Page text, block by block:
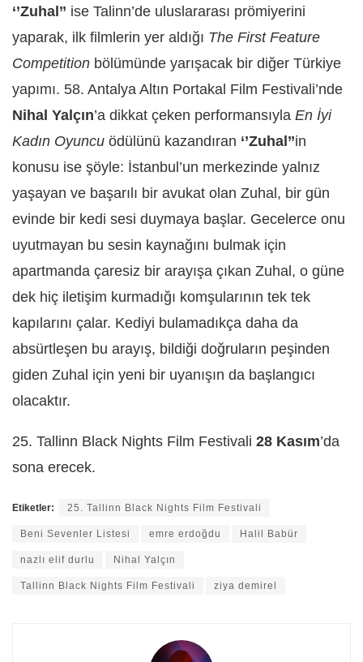
‘’Zuhal’’ ise Talinn’de uluslararası prömiyerini
yaparak, ilk filmlerin yer aldığı The First Feature
Competition bölümünde yarışacak bir diğer Türkiye
yapımı. 58. Antalya Altın Portakal Film Festivali’nde
Nihal Yalçın’a dikkat çeken performansıyla En İyi
Kadın Oyuncu ödülünü kazandıran ‘’Zuhal’’in
konusu ise şöyle: İstanbul’un merkezinde yalnız
yaşayan ve başarılı bir avukat olan Zuhal, bir gün
evinde bir kedi sesi duymaya başlar. Gecelerce onu
uyutmayan bu sesin kaynağını bulmak için
apartmanda çaresiz bir arayışa çıkan Zuhal, o güne
dek hiç iletişim kurmadığı komşularının tek tek
kapılarını çalar. Kediyi bulamadıkça daha da
absürtleşen bu arayış, bildiği doğruların peşinden
giden Zuhal için yeni bir uyanışın da başlangıcı
olacaktır.
25. Tallinn Black Nights Film Festivali 28 Kasım’da
sona erecek.
Etiketler: 25. Tallinn Black Nights Film Festivali
Beni Sevenler Listesi emre erdoğdu Halil Babür
nazlı elif durlu Nihal Yalçın
Tallinn Black Nights Film Festivali ziya demirel